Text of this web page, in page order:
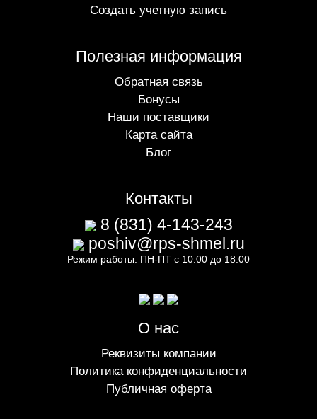
Создать учетную запись
Полезная информация
Обратная связь
Бонусы
Наши поставщики
Карта сайта
Блог
Контакты
8 (831) 4-143-243
poshiv@rps-shmel.ru
Режим работы: ПН-ПТ с 10:00 до 18:00
О нас
Реквизиты компании
Политика конфиденциальности
Публичная оферта